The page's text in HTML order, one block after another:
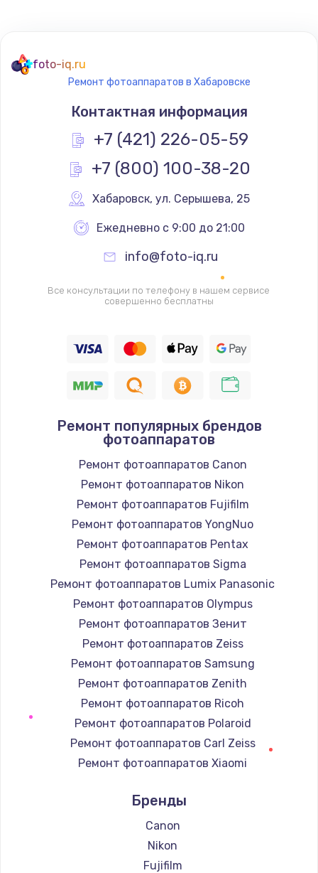
Замена термостата
1200 руб.
Заказать
Замена реле
Замена термопредохранителя
700 руб.
Заказать
2500 руб.
1400 руб.
Заказать
Замена / ремонт электронного модуля
управления
Заказать
Замена конфорки
Заказать
Замена платы сенсора
Заказать
1300 руб.
Заказать
foto-iq.ru
Ремонт фотоаппаратов в Хабаровске
Контактная информация
+7 (421) 226-05-59
+7 (800) 100-38-20
Хабаровск, ул. Серышева, 25
Ежедневно с 9:00 до 21:00
info@foto-iq.ru
Все консультации по телефону в нашем сервисе
совершенно бесплатны
Ремонт популярных брендов
фотоаппаратов
Ремонт фотоаппаратов Canon
Ремонт фотоаппаратов Nikon
Ремонт фотоаппаратов Fujifilm
Ремонт фотоаппаратов YongNuo
Ремонт фотоаппаратов Pentax
Ремонт фотоаппаратов Sigma
Ремонт фотоаппаратов Lumix Panasonic
Ремонт фотоаппаратов Olympus
Ремонт фотоаппаратов Зенит
Ремонт фотоаппаратов Zeiss
Ремонт фотоаппаратов Samsung
Ремонт фотоаппаратов Zenith
Ремонт фотоаппаратов Ricoh
Ремонт фотоаппаратов Polaroid
Ремонт фотоаппаратов Carl Zeiss
Ремонт фотоаппаратов Xiaomi
Ремонт фотоаппаратов Kodak
Ремонт фотоаппаратов Blackmagic
Бренды
Canon
Nikon
Fujifilm